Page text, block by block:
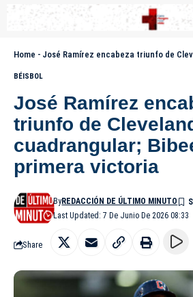
Home - José Ramírez encabeza triunfo de Cleveland con
BÉISBOL
José Ramírez
triunfo de
cuadrangular;
primera victoria
Last Updated: 7 De Junio De 2026 08:33
ByREDACCIÓN DE ÚLTIMO MINUTO
Share